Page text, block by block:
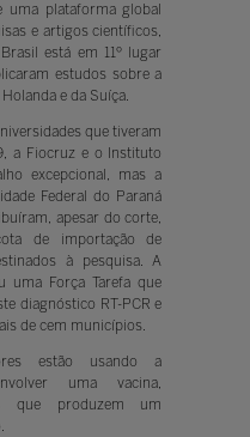
plataforma global
e artigos científicos,
está em 11º lugar
estudos sobre a
e da Suíça.
que tiveram
a Fiocruz e o Instituto
excepcional, mas a
Federal do Paraná
apesar do corte,
de importação de
à pesquisa. A
uma Força Tarefa que
diagnóstico RT-PCR e
de cem municípios.
estão usando a
uma vacina,
que produzem um